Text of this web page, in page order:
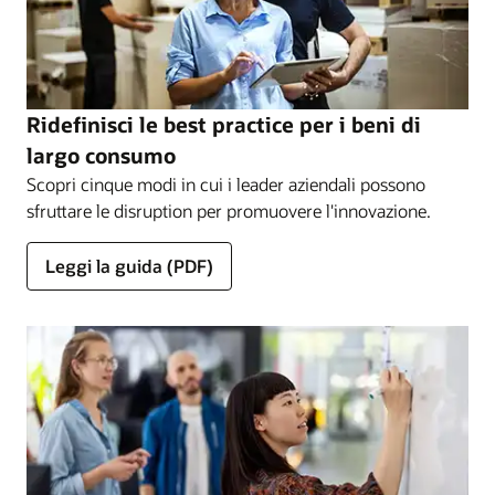
Ridefinisci le best practice per i beni di
largo consumo
Scopri cinque modi in cui i leader aziendali possono
sfruttare le disruption per promuovere l'innovazione.
Leggi la guida (PDF)